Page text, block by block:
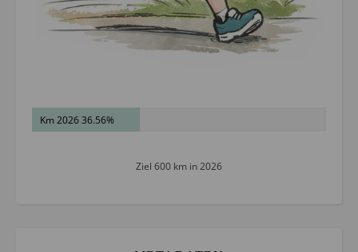
Km 2026 36.56%
Ziel 600 km in 2026